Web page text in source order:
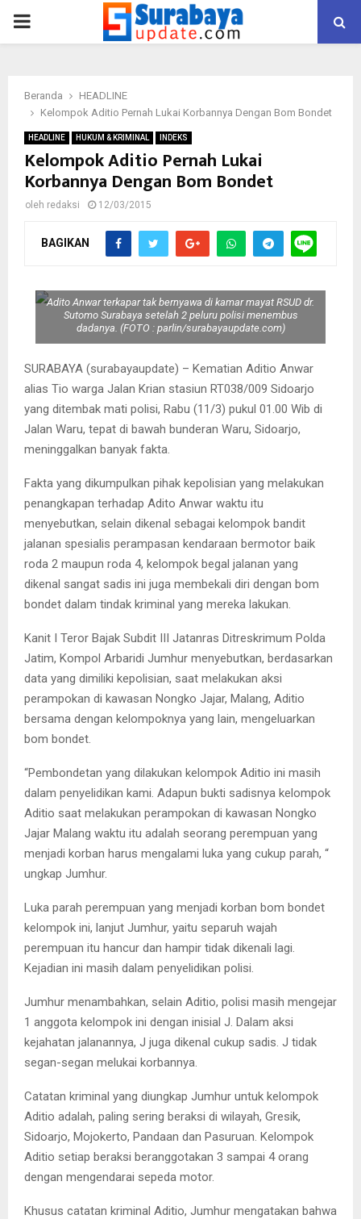
PRIMARY
Beranda
HEADLINE
Kelompok Aditio Pernah Lukai Korbannya Dengan Bom Bondet
HEADLINE HUKUM & KRIMINAL INDEKS
Kelompok Aditio Pernah Lukai
Korbannya Dengan Bom Bondet
oleh redaksi 12/03/2015
BAGIKAN
Adito Anwar terkapar tak bernyawa di kamar mayat RSUD dr.
Sutomo Surabaya setelah 2 peluru polisi menembus
dadanya. (FOTO : parlin/surabayaupdate.com)
SURABAYA (surabayaupdate) – Kematian Aditio Anwar
alias Tio warga Jalan Krian stasiun RT038/009 Sidoarjo
yang ditembak mati polisi, Rabu (11/3) pukul 01.00 Wib di
Jalan Waru, tepat di bawah bunderan Waru, Sidoarjo,
meninggalkan banyak fakta.
Fakta yang dikumpulkan pihak kepolisian yang melakukan
penangkapan terhadap Adito Anwar waktu itu
menyebutkan, selain dikenal sebagai kelompok bandit
jalanan spesialis perampasan kendaraan bermotor baik
roda 2 maupun roda 4, kelompok begal jalanan yang
dikenal sangat sadis ini juga membekali diri dengan bom
bondet dalam tindak kriminal yang mereka lakukan.
Kanit I Teror Bajak Subdit III Jatanras Ditreskrimum Polda
Jatim, Kompol Arbaridi Jumhur menyebutkan, berdasarkan
data yang dimiliki kepolisian, saat melakukan aksi
perampokan di kawasan Nongko Jajar, Malang, Aditio
bersama dengan kelompoknya yang lain, mengeluarkan
bom bondet.
“Pembondetan yang dilakukan kelompok Aditio ini masih
dalam penyelidikan kami. Adapun bukti sadisnya kelompok
Aditio saat melakukan perampokan di kawasan Nongko
Jajar Malang waktu itu adalah seorang perempuan yang
menjadi korban harus mengalami luka yang cukup parah, “
ungkap Jumhur.
Luka parah perempuan yang menjadi korban bom bondet
kelompok ini, lanjut Jumhur, yaitu separuh wajah
perempuan itu hancur dan hampir tidak dikenali lagi.
Kejadian ini masih dalam penyelidikan polisi.
Jumhur menambahkan, selain Aditio, polisi masih mengejar
1 anggota kelompok ini dengan inisial J. Dalam aksi
kejahatan jalanannya, J juga dikenal cukup sadis. J tidak
segan-segan melukai korbannya.
Catatan kriminal yang diungkap Jumhur untuk kelompok
Aditio adalah, paling sering beraksi di wilayah, Gresik,
Sidoarjo, Mojokerto, Pandaan dan Pasuruan. Kelompok
Aditio setiap beraksi beranggotakan 3 sampai 4 orang
dengan mengendarai sepeda motor.
Khusus catatan kriminal Aditio, Jumhur mengatakan bahwa